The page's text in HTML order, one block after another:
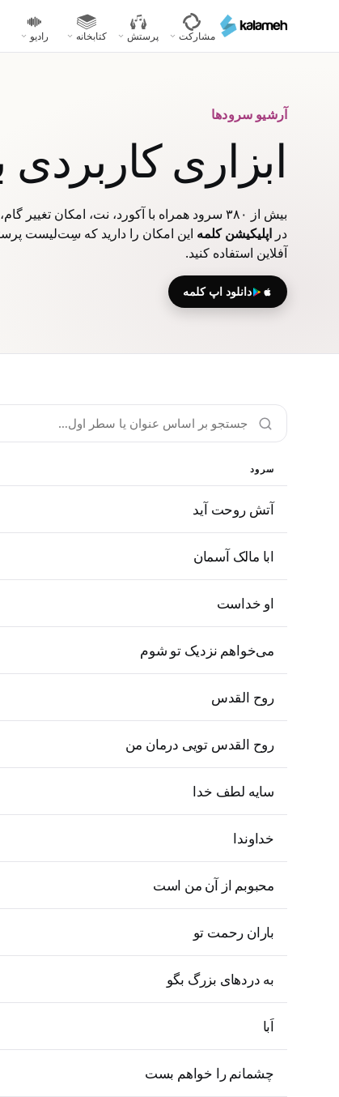
محتوای
مشارکت پرستش کتابخانه رادیو
آرشیو سرودها
ابزاری
بیش از ۳۸۰ سرود همراه با آکورد، نت، امکان تغییر گام، فایل‌های صوتی، ویدیویی و پاورپوینت
در اپلیکیشن کلمه این امکان را دارید که سِت‌لیست
آفلاین استفاده کنید.
دانلود اپ کلمه
سرود
آتش روحت آید
ابا مالک آسمان
او خداست
می‌خواهم نزدیک تو شوم
روح القدس
روح القدس تویی درمان من
سایه لطف خدا
خداوندا
محبوبم از آن من است
باران رحمت تو
به دردهای بزرگ بگو
اَبا
چشمانم را خواهم بست